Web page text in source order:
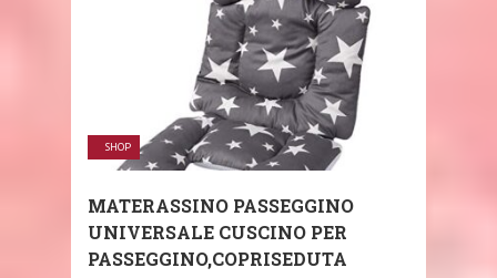
SHOP
MATERASSINO PASSEGGINO
UNIVERSALE CUSCINO PER
PASSEGGINO,COPRISEDUTA